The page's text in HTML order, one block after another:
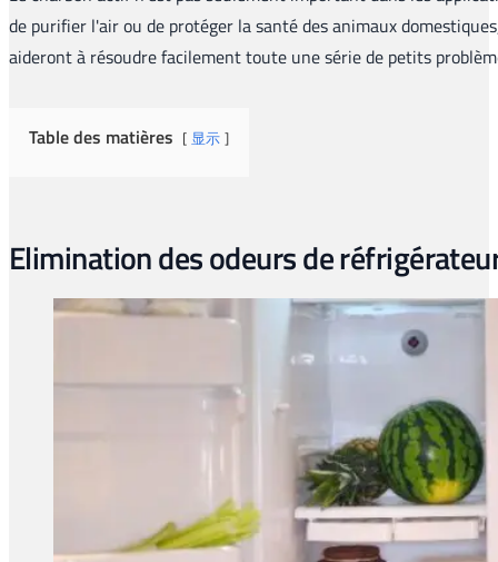
de purifier l'air ou de protéger la santé des animaux
aideront à résoudre facilement toute une série de petits
Table des matières 显示
Elimination des odeurs de